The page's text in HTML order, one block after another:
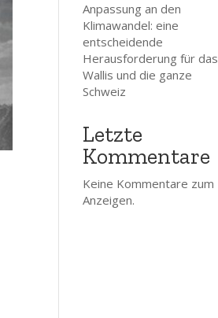
Anpassung an den
Klimawandel: eine
entscheidende
Herausforderung für das
Wallis und die ganze
Schweiz
Letzte
Kommentare
Keine Kommentare zum
Anzeigen.